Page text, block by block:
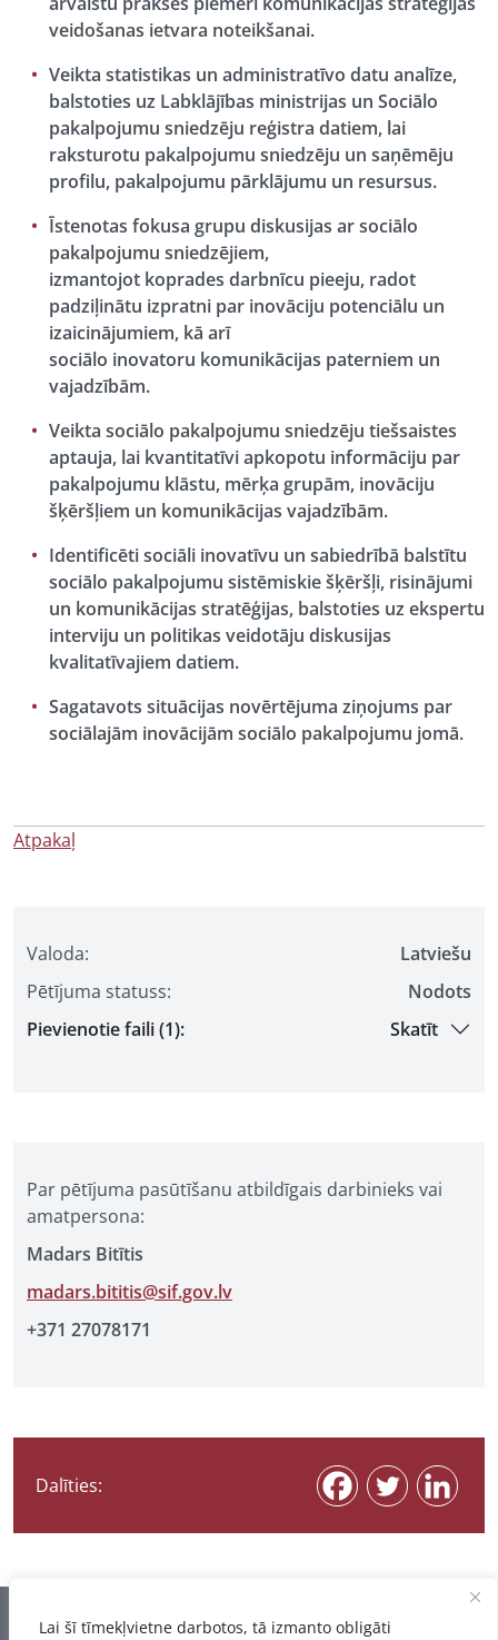
Lai šī tīmekļvietne darbotos, tā izmanto obligāti
Valoda:
Latviešu
Pētījuma statuss:
Nodots
Pievienotie faili (1):
Skatīt
Par pētījuma pasūtīšanu atbildīgais darbinieks vai
amatpersona:
Madars Bitītis
madars.bititis@sif.gov.lv
+371 27078171
Dalīties:
veidošanas ietvara noteikšanai.
Veikta statistikas un administratīvo datu analīze,
balstoties uz Labklājības ministrijas un Sociālo
pakalpojumu sniedzēju reģistra datiem, lai
raksturotu pakalpojumu sniedzēju un saņēmēju
profilu, pakalpojumu pārklājumu un resursus.
Īstenotas fokusa grupu diskusijas ar sociālo
pakalpojumu sniedzējiem,
izmantojot koprades darbnīcu pieeju, radot
padziļinātu izpratni par inovāciju potenciālu un
izaicinājumiem, kā arī
sociālo inovatoru komunikācijas paterniem un
vajadzībām.
Veikta sociālo pakalpojumu sniedzēju tiešsaistes
aptauja, lai kvantitatīvi apkopotu informāciju par
pakalpojumu klāstu, mērķa grupām, inovāciju
šķēršļiem un komunikācijas vajadzībām.
Identificēti sociāli inovatīvu un sabiedrībā balstītu
sociālo pakalpojumu sistēmiskie šķēršļi, risinājumi
un komunikācijas stratēģijas, balstoties uz ekspertu
interviju un politikas veidotāju diskusijas
kvalitatīvajiem datiem.
Sagatavots situācijas novērtējuma ziņojums par
sociālajām inovācijām sociālo pakalpojumu jomā.
Atpakaļ
Informācija pēdējo reizi atjaunota 07.08.2026